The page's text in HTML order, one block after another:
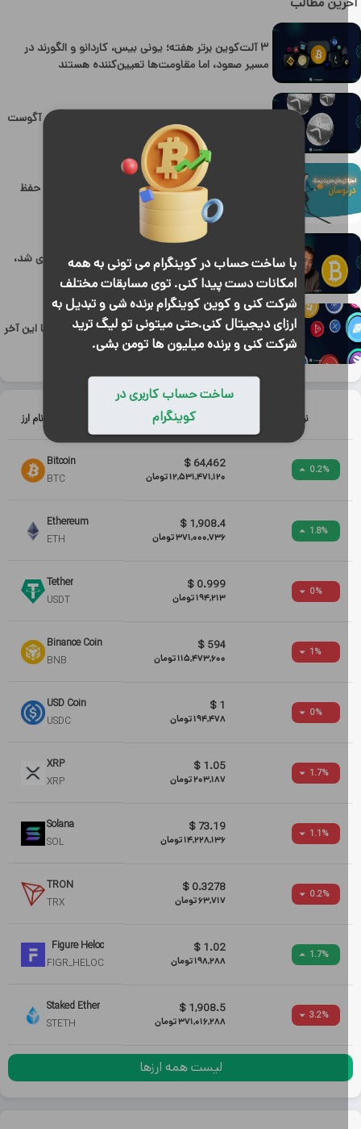
با ساخت حساب در کوینگرام می تونی به همه
امکانات دست پیدا کنی. توی مسابقات مختلف
شرکت کنی و کوین کوینگرام برنده شی و تبدیل به
ارزای دیجیتال کنی.حتی میتونی تو لیگ ترید
شرکت کنی و برنده میلیون ها تومن بشی.
ساخت حساب کاربری در
کوینگرام
۳ آلت‌کوین برتر هفته؛ یونی بیس، کاردانو و الگورند در
مسیر صعود، اما مقاومت‌ها تعیین‌کننده هستند
ریپل عرضه XRP را محدود کرد؛ آیا فشار فروش در آگوست
مدیریت ریسک در بازار ارزهای دیجیتال؛ راهکارهای حفظ
سرمایه در نوسانات شدید. ⭐
کیوساکی هشدار داد؛ بدهی آمریکا ۴۰ تریلیون دلاری شد،
بیت‌کوین و طلا در کانون توجه
۳ آلت‌کوین که به سقف تاریخی نزدیک شده‌اند؛ آیا این آخر
هفته رکوردهای جدید ثبت می‌شود؟
نوسان نام ارز
0.2
64,462
$
12,531,471,120تومان
Bitcoin
BTC
1.8
1,908.4
$
371,000,736تومان
Ethereum
ETH
0.999
$
194,213تومان
Tether
USDT
594
$
115,473,600تومان
Binance Coin
BNB
$
194,478تومان
USD Coin
USDC
1.7
1.05
$
203,187تومان
XRP
XRP
1.1
73.19
$
14,228,136تومان
Solana
SOL
0.2
0.3278
$
63,717تومان
TRON
TRX
1.7
1.02
$
198,288تومان
Figure Heloc
FIGR_HELOC
3.2
1,908.5
$
371,016,288تومان
Staked Ether
STETH
لیست همه ارزها